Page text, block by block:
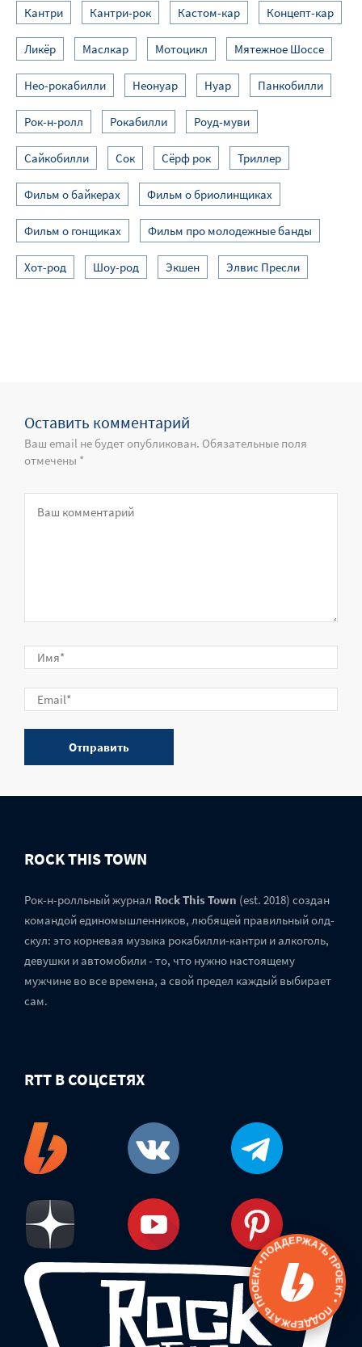
Кантри Кантри-рок Кастом-кар Концепт-кар
Ликёр Маслкар Мотоцикл Мятежное Шоссе
Нео-рокабилли Неонуар Нуар Панкобилли
Рок-н-ролл Рокабилли Роуд-муви
Сайкобилли Сок Сёрф рок Триллер
Фильм о байкерах Фильм о бриолинщиках
Фильм о гонщиках Фильм про молодежные банды
Хот-род Шоу-род Экшен Элвис Пресли
Оставить комментарий
Ваш email не будет опубликован. Обязательные поля
отмечены *
ROCK THIS TOWN
Рок-н-ролльный журнал Rock This Town (est. 2018) создан
командой единомышленников, любящей правильный олд-
скул: это корневая музыка рокабилли-кантри и алкоголь,
девушки и автомобили - то, что нужно настоящему
мужчине во все времена, а свой предел каждый выбирает
сам.
RTT В СОЦСЕТЯХ
ПОДДЕРЖАТЬ ПРОЕКТ • ПОДДЕРЖАТЬ ПРОЕКТ •